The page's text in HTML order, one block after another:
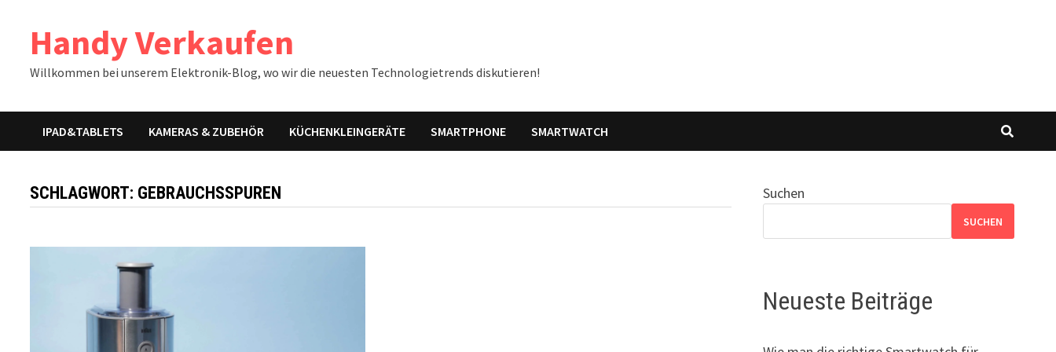
Inhalt
springenHandy Verkaufen
Willkommen bei unserem Elektronik-Blog, wo wir die neuesten Technologietrends diskutieren!
IPAD&TABLETS KAMERAS & ZUBEHÖR KÜCHENKLEINGERÄTE SMARTPHONE SMARTWATCH
SCHLAGWORT: GEBRAUCHSSPUREN Suchen
SUCHEN
Neueste Beiträge